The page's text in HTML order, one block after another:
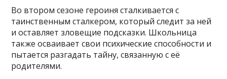
Во втором сезоне героиня сталкивается с
таинственным сталкером, который следит за ней
и оставляет зловещие подсказки. Школьница
также осваивает свои психические способности и
пытается разгадать тайну, связанную с её
родителями.